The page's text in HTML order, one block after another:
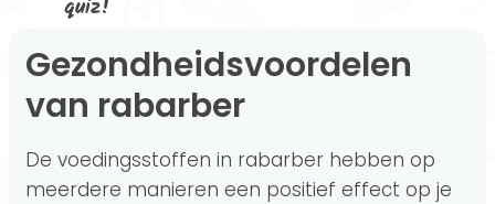
quiz!
Gezondheidsvoordelen
van rabarber
De voedingsstoffen in rabarber hebben op
meerdere manieren een positief effect op je